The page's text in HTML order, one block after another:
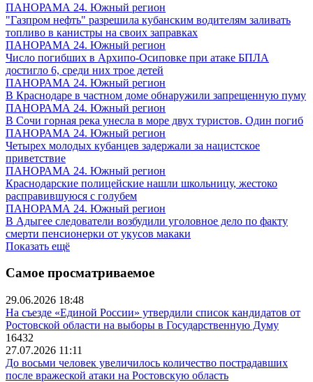
ПАНОРАМА 24. Южный регион
"Газпром нефть" разрешила кубанским водителям заливать
топливо в канистры на своих заправках
ПАНОРАМА 24. Южный регион
Число погибших в Архипо-Осиповке при атаке БПЛА
достигло 6, среди них трое детей
ПАНОРАМА 24. Южный регион
В Краснодаре в частном доме обнаружили запрещенную пуму
ПАНОРАМА 24. Южный регион
В Сочи горная река унесла в море двух туристов. Один погиб
ПАНОРАМА 24. Южный регион
Четырех молодых кубанцев задержали за нацистское
приветствие
ПАНОРАМА 24. Южный регион
Краснодарские полицейские нашли школьницу, жестоко
расправившуюся с голубем
ПАНОРАМА 24. Южный регион
В Адыгее следователи возбудили уголовное дело по факту
смерти пенсионерки от укусов макаки
Показать ещё
Самое просматриваемое
29.06.2026 18:48
На съезде «Единой России» утвердили список кандидатов от
Ростовской области на выборы в Государственную Думу
16432
27.07.2026 11:11
До восьми человек увеличилось количество пострадавших
после вражеской атаки на Ростовскую область